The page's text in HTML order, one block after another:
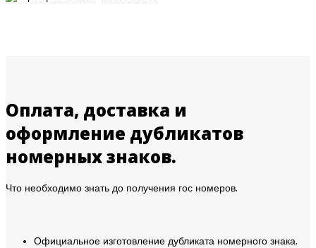
Оплата, доставка и
оформление дубликатов
номерных знаков.
Что необходимо знать до получения гос номеров.
Официальное изготовление дубликата номерного знака.